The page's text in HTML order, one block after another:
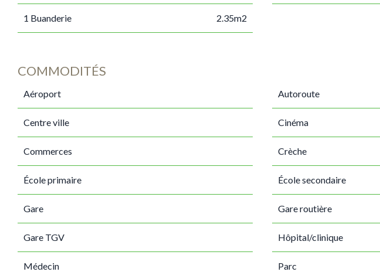
1 Buanderie 2.35m2
COMMODITÉS
Aéroport Autoroute
Centre ville Cinéma
Commerces Crèche
École primaire École secondaire
Gare Gare routière
Gare TGV Hôpital/clinique
Médecin Parc